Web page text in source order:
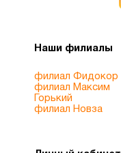
Кокосовое
масло
1
Наши филиалы
филиал Фидокор
филиал Максим
Горький
филиал Новза